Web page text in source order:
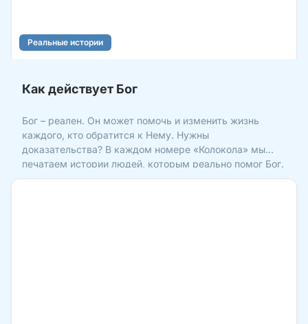
Реальные истории
Как действует Бог
Бог – реален. Он может помочь и изменить жизнь
каждого, кто обратится к Нему. Нужны
доказательства? В каждом номере «Колокола» мы
печатаем истории людей, которым реально помог Бог.
Сегодня мы вспомним только некоторые из них. Дети